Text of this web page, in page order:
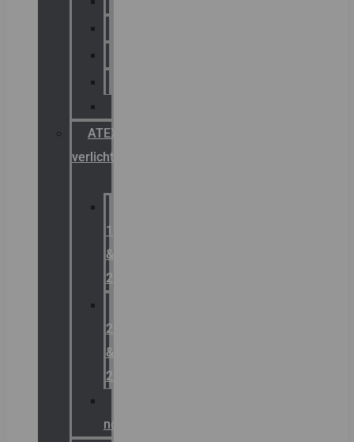
ATEX
verlichting
1
&
2
21
&
22
noodverlichting